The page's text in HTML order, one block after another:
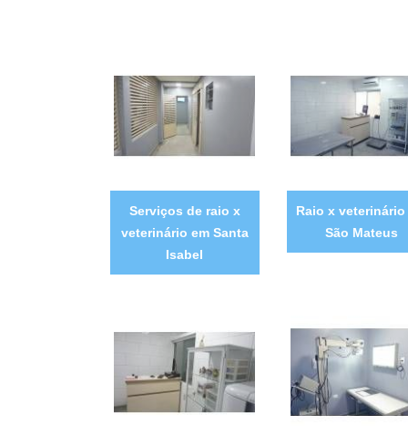
Serviços de raio x
veterinário em Santa
Isabel
Raio x veterinário
São Mateus